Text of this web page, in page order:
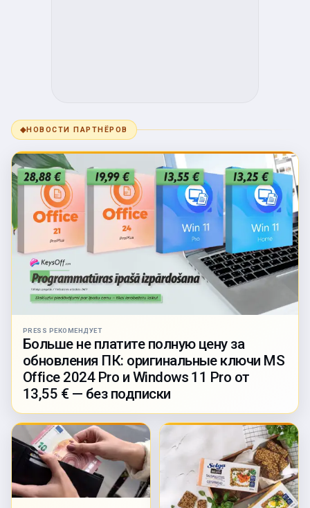
◆НОВОСТИ ПАРТНЁРОВ
PRESS РЕКОМЕНДУЕТ
Больше не платите полную цену за
обновления ПК: оригинальные ключи MS
Office 2024 Pro и Windows 11 Pro от
13,55 € — без подписки